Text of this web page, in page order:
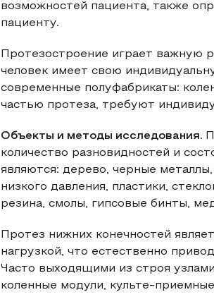
возможностей пациента, также
пациенту.
Протезостроение играет важную
человек имеет свою
современные полуфабрикаты:
частью протеза, требуют
Объекты и методы исследования.
количество разновидностей и
являются: дерево, черные
низкого давления, пластики,
резина, смолы, гипсовые бинты,
Протез нижних конечностей
нагрузкой, что естественно
Часто выходящими из строя
коленные модули, культе-